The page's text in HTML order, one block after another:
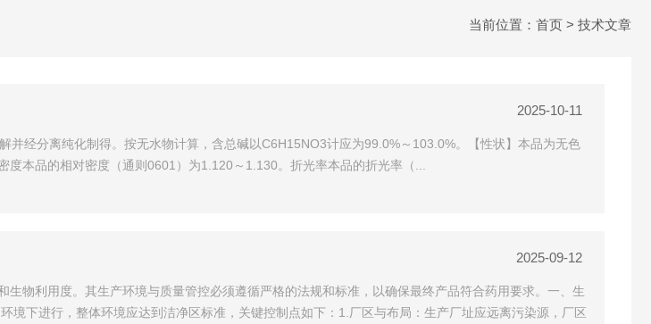
当前位置： 首页 > 技术文章
2025-10-11
经分离纯化制得。按无水物计算，含总碱以C6H15NO3计应为99.0%～103.0%。【性状】本品为无色
本品的相对密度（通则0601）为1.120～1.130。折光率本品的折光率（...
2025-09-12
物利用度。其生产环境与质量管控必须遵循严格的法规和标准，以确保最终产品符合药用要求。一、生
下进行，整体环境应达到洁净区标准，关键控制点如下：1.厂区与布局：生产厂址应远离污染源，厂区